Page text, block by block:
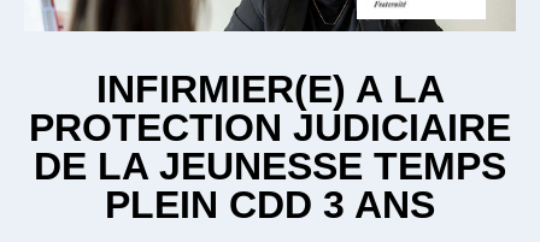
INFIRMIER(E) A LA
PROTECTION JUDICIAIRE
DE LA JEUNESSE TEMPS
PLEIN CDD 3 ANS